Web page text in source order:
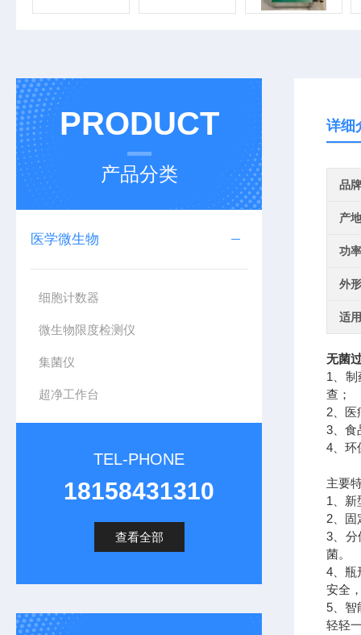
PRODUCT
产品分类
医学微生物
细胞计数器
微生物限度检测仪
集菌仪
超净工作台
TEL-PHONE
18158431310
查看全部
详细
品牌
产
功率
外
适
无菌
1、
查；
2、医
3、食
4、环
主要
1、新
2、固
3、分
菌。
4、瓶
安全
5、智
轻轻